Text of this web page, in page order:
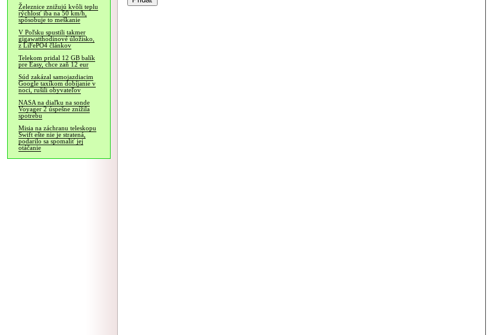
Železnice znižujú kvôli teplu
rýchlosť iba na 50 km/h,
spôsobuje to meškanie
V Poľsku spustili takmer
gigawatthodinové úložisko,
z LiFePO4 článkov
Telekom pridal 12 GB balík
pre Easy, chce zaň 12 eur
Súd zakázal samojazdiacim
Google taxíkom dobíjanie v
noci, rušili obyvateľov
NASA na diaľku na sonde
Voyager 2 úspešne znížila
spotrebu
Misia na záchranu teleskopu
Swift ešte nie je stratená,
podarilo sa spomaliť jej
otáčanie